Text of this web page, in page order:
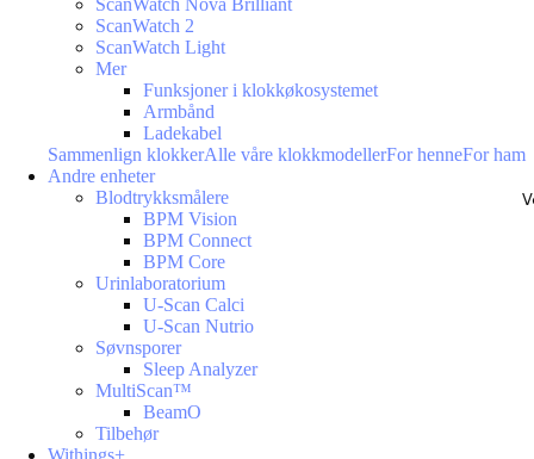
ScanWatch Nova Brilliant
ScanWatch 2
ScanWatch Light
Mer
Funksjoner i klokkøkosystemet
Armbånd
Ladekabel
Sammenlign klokkerAlle våre klokkmodellerFor henneFor ham
Andre enheter
Blodtrykksmålere
BPM Vision
BPM Connect
BPM Core
Urinlaboratorium
U-Scan Calci
U-Scan Nutrio
Søvnsporer
Sleep Analyzer
MultiScan™
BeamO
Tilbehør
Withings+